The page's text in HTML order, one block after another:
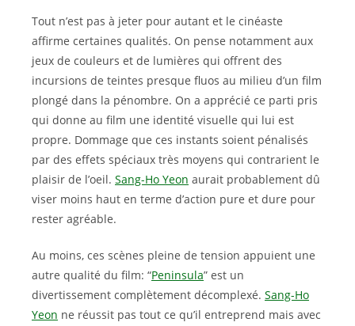
Tout n’est pas à jeter pour autant et le cinéaste
affirme certaines qualités. On pense notamment aux
jeux de couleurs et de lumières qui offrent des
incursions de teintes presque fluos au milieu d’un film
plongé dans la pénombre. On a apprécié ce parti pris
qui donne au film une identité visuelle qui lui est
propre. Dommage que ces instants soient pénalisés
par des effets spéciaux très moyens qui contrarient le
plaisir de l’oeil. Sang-Ho Yeon aurait probablement dû
viser moins haut en terme d’action pure et dure pour
rester agréable.
Au moins, ces scènes pleine de tension appuient une
autre qualité du film: “Peninsula” est un
divertissement complètement décomplexé. Sang-Ho
Yeon ne réussit pas tout ce qu’il entreprend mais avec